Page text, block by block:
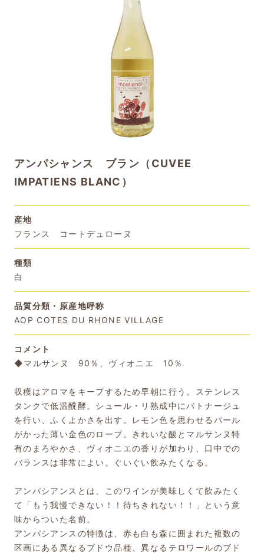
アンパシャンス ブラン（CUVEE
IMPATIENS BLANC）
産地
フランス コートデュローヌ
種類
白
品質分類・原産地呼称
AOP COTES DU RHONE VILLAGE
コメント
◆マルサンヌ 90％、ヴィオニエ 10％
収穫はアロマをキープするため早朝に行う。ステンレス
タンクで低温醗酵。シュール・リ熟成中にバトナージュ
を行い、ふくよかさを出す。レモン色を思わせるパール
がかった薄い金色のローブ。きれいな酸とマルサンヌ特
有のまろやかさ、ヴィオニエの香りが加わり、口中での
バランスは非常によい。ぐいぐい飲みたくなる。
アンパシアンスとは、このワインが美味しくて飲みたく
て「もう我慢できない！！待ちきれない！！」という意
味からついた名前。
アンパシアンスの特徴は、赤も白も森に囲まれた複数の
区画にある異なるブドウ品種、異なるテロワールのブド